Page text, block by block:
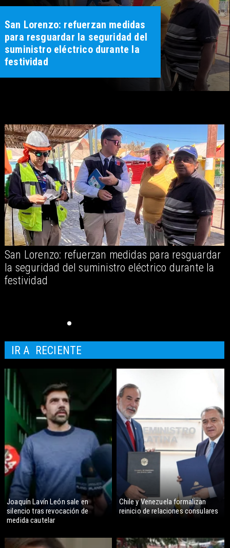
San Lorenzo: refuerzan medidas
para resguardar la seguridad del
suministro eléctrico durante la
festividad
San Lorenzo: refuerzan medidas para resguardar
la seguridad del suministro eléctrico durante la
festividad
Joaquín Lavín León sale en
silencio tras revocación de
medida cautelar
Chile y Venezuela formalizan
reinicio de relaciones consulares
IR A RECIENTE